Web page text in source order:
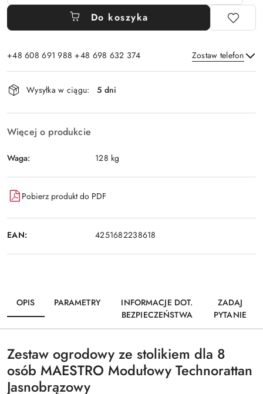
Do koszyka
+48 608 691 988 +48 698 632 374 Zostaw telefon
Dostępność
i
dostawa
Wysyłka w ciągu: 5 dni
Więcej o produkcie
Waga: 128 kg
Pobierz produkt do PDF
EAN: 4251682238618
OPIS PARAMETRY
INFORMACJE DOT.
BEZPIECZEŃSTWA
ZADAJ
PYTANIE
Zestaw ogrodowy ze stolikiem dla 8
osób MAESTRO Modułowy Technorattan
Jasnobrązowy